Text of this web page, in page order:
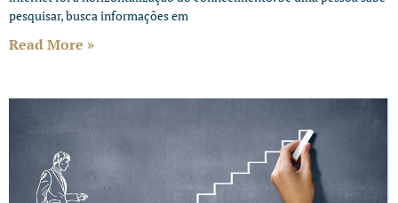
pesquisar, busca informações em
Read More »